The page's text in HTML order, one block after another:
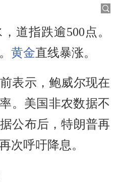
道指跌逾500点。
黄金直线暴涨。
表示，鲍威尔现在
。美国非农数据不
公布后，特朗普再
次呼吁降息。